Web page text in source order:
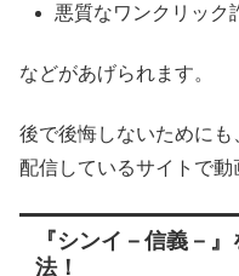
悪質なワンクリック
などがあげられます。
後で後悔しないために
配信しているサイトで動
『シンイ－信義－
法！